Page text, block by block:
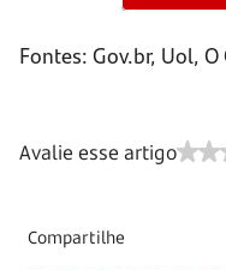
Fontes: Gov.br, Uol,
Avalie esse artigo
Compartilhe